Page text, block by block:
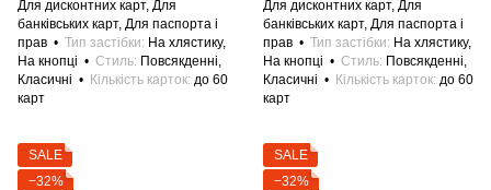
Для дисконтних карт, Для
банківських карт, Для паспорта і
прав
Тип застібки
На хлястику,
На кнопці
Стиль Повсякденні,
Класичні
Кількість карток до 60
карт
Для дисконтних карт, Для
банківських карт, Для паспорта і
прав
Тип застібки
На хлястику,
На кнопці
Стиль Повсякденні,
Класичні
Кількість карток до 60
карт
SALE
−32%
SALE
−32%